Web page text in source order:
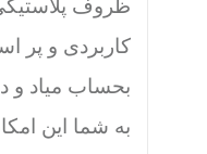
ظروف
کاربردی و پر
بحساب میاد و
به شما این